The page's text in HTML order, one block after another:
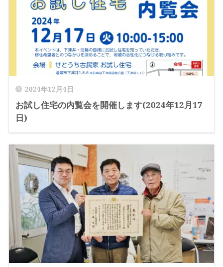
2024年12月4日
お試し住宅の内覧会を開催します(2024年12月17
日)